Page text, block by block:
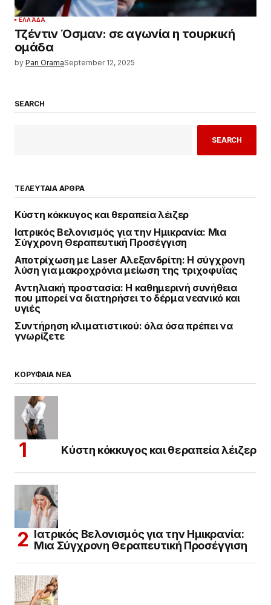
ΕΛΛΆΔΑ
Τζέντιν Όσμαν: σε αγωνία η τουρκική
ομάδα
by Pan OramaSeptember 12, 2025
SEARCH
SEARCH
ΤΕΛΕΥΤΑΙΑ ΑΡΘΡΑ
Κύστη κόκκυγος και θεραπεία λέιζερ
Ιατρικός Βελονισμός για την Ημικρανία: Μια
Σύγχρονη Θεραπευτική Προσέγγιση
Αποτρίχωση με Laser Αλεξανδρίτη: Η σύγχρονη
λύση για μακροχρόνια μείωση της τριχοφυΐας
Αντηλιακή προστασία: Η καθημερινή συνήθεια
που μπορεί να διατηρήσει το δέρμα νεανικό και
υγιές
Συντήρηση κλιματιστικού: όλα όσα πρέπει να
γνωρίζετε
ΚΟΡΥΦΑΙΑ ΝΕΑ
Κύστη κόκκυγος και θεραπεία λέιζερ
Ιατρικός Βελονισμός για την Ημικρανία:
Μια Σύγχρονη Θεραπευτική Προσέγγιση